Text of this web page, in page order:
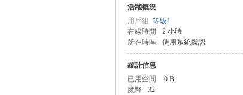
活躍概況
用戶組 等級1
在線時間
2 小時
所在時區
使用系統默認
統計信息
已用空間
0 B
魔幣
32